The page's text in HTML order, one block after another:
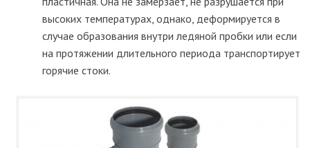
высоких температурах, однако, деформируется в
случае образования внутри ледяной пробки или если
на протяжении длительного периода транспортирует
горячие стоки.